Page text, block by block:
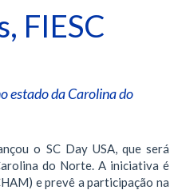
FIESC
estado da Carolina do
o SC Day USA, que será
do Norte. A iniciativa é
e prevê a participação na